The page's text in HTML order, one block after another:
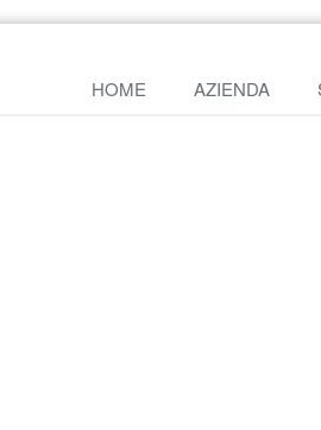
HOME AZIENDA